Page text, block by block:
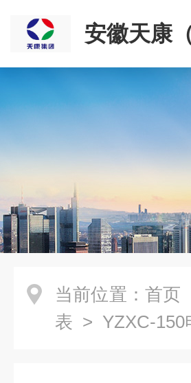
安徽天康
司
当前位置： 首页
表 > YZXC-150